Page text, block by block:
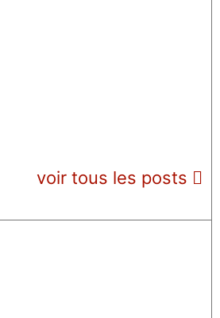
voir tous les posts